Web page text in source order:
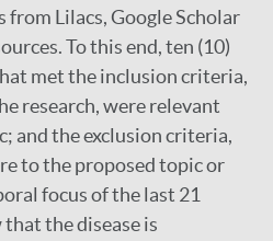
Lilacs, Google Scholar
To this end, ten (10)
met the inclusion criteria,
research, were relevant
and the exclusion criteria,
to the proposed topic or
focus of the last 21
the disease is